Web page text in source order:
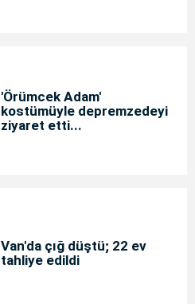
'Örümcek Adam'
kostümüyle depremzedeyi
ziyaret etti...
Van'da çığ düştü; 22 ev
tahliye edildi